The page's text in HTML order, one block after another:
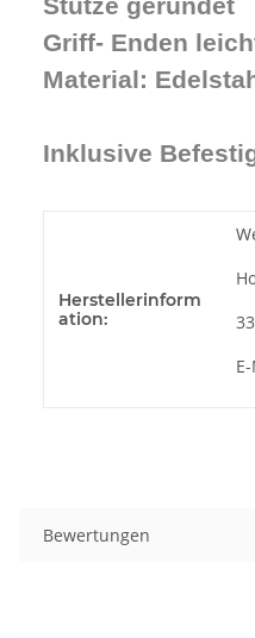
Stütze gerundet
Griff- Enden
Material:
Inklusive
Herstellerinform
ation:
Bewertungen